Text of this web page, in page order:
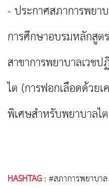
-ประกาศสภาการพยา
การศึกษาอบรมหลักสูต
สาขาการพยาบาลเว
ไต (การฟอกเลือดด้วยเ
พิเศษสำหรับพยาบาลไ
HASHTAG:#สภาการพยาบาล